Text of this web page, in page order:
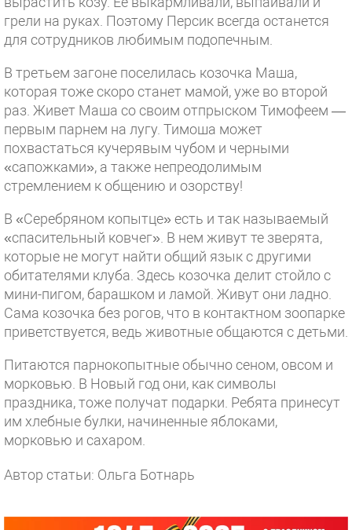
грели на руках. Поэтому Персик всегда останется
для сотрудников любимым подопечным.
В третьем загоне поселилась козочка Маша,
которая тоже скоро станет мамой, уже во второй
раз. Живет Маша со своим отпрыском Тимофеем —
первым парнем на лугу. Тимоша может
похвастаться кучерявым чубом и черными
«сапожками», а также непреодолимым
стремлением к общению и озорству!
В «Серебряном копытце» есть и так называемый
«спасительный ковчег». В нем живут те зверята,
которые не могут найти общий язык с другими
обитателями клуба. Здесь козочка делит стойло с
мини-пигом, барашком и ламой. Живут они ладно.
Сама козочка без рогов, что в контактном зоопарке
приветствуется, ведь животные общаются с детьми.
Питаются парнокопытные обычно сеном, овсом и
морковью. В Новый год они, как символы
праздника, тоже получат подарки. Ребята принесут
им хлебные булки, начиненные яблоками,
морковью и сахаром.
Автор статьи: Ольга Ботнарь